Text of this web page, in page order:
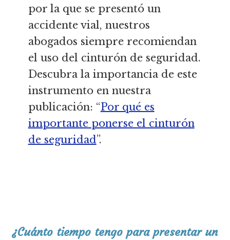
por la que se presentó un
accidente vial, nuestros
abogados siempre recomiendan
el uso del cinturón de seguridad.
Descubra la importancia de este
instrumento en nuestra
publicación: “Por qué es
importante ponerse el cinturón
de seguridad”.
¿Cuánto tiempo tengo para presentar un